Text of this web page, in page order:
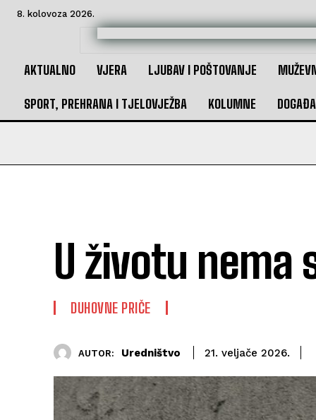
8. kolovoza 2026.
AKTUALNO VJERA LJUBAV I POŠTOVANJE
SPORT, PREHRANA I TJELOVJEŽBA KOLUMNE
U životu nema
DUHOVNE PRIČE
AUTOR: Uredništvo 21. veljače 2026.